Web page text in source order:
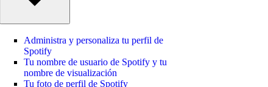
Administra y personaliza tu perfil de
Spotify
Tu nombre de usuario de Spotify y tu
nombre de visualización
Tu foto de perfil de Spotify